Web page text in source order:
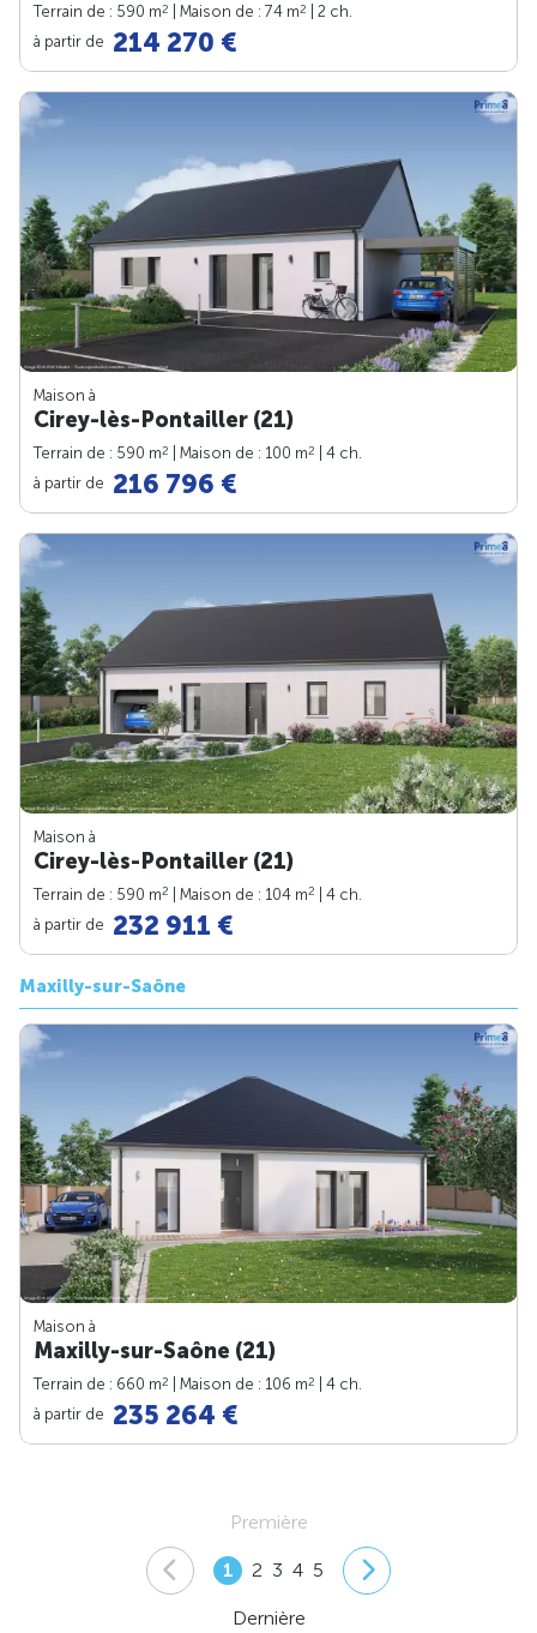
Terrain de : 590 m2 | Maison de : 74 m2
| 2 ch.
à partir de 214 270 €
Maison à
Cirey-lès-Pontailler (21)
Terrain de : 590 m2 | Maison de : 100 m2
| 4 ch.
à partir de 216 796 €
Maison à
Cirey-lès-Pontailler (21)
Terrain de : 590 m2 | Maison de : 104 m2
| 4 ch.
à partir de 232 911 €
Maxilly-sur-Saône
Maison à
Maxilly-sur-Saône (21)
Terrain de : 660 m2 | Maison de : 106 m2
| 4 ch.
à partir de 235 264 €
Première
1 2 3 4 5
Dernière